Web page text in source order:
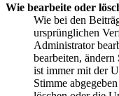
Wie bearbeite oder
Wie bei den
ursprünglichen
Administrator
bearbeiten, ändern
ist immer mit der
Stimme